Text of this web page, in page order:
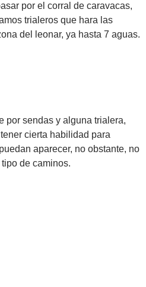
por el corral de caravacas,
trialeros que hara las
del leonar, ya hasta 7 aguas.
por sendas y alguna trialera,
cierta habilidad para
aparecer, no obstante, no
de caminos.